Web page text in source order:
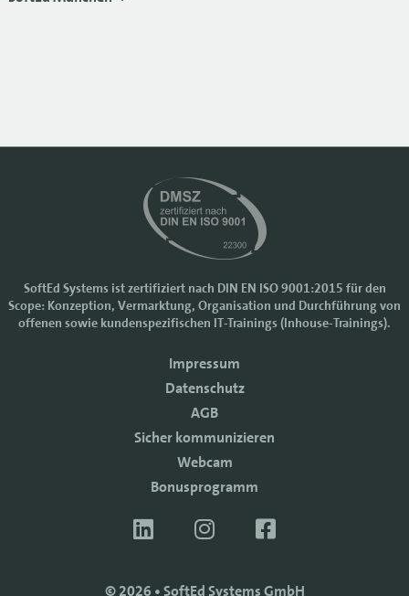
SoftEd Systems ist zertifiziert nach DIN EN ISO 9001:2015 für den
Scope: Konzeption, Vermarktung, Organisation und Durchführung von
offenen sowie kundenspezifischen IT-Trainings (Inhouse-Trainings).
© 2026 • SoftEd Systems GmbH
Impressum
Datenschutz
AGB
Sicher kommunizieren
Webcam
Bonusprogramm
Cookie-Einstellungen
verbessern. Manche Cookies sind notwendig, damit unsere Website
funktioniert. Mit anderen Cookies können wir die Zugriffe auf die
Mit einem Klick auf "Zustimmen" akzeptieren sie diese Verarbeitung
und auch die Weitergabe Ihrer Daten an Drittanbieter. Die Daten
werden für Analysen genutzt. Weitere Informationen, auch zur
Sie können die Verwendung von Cookies